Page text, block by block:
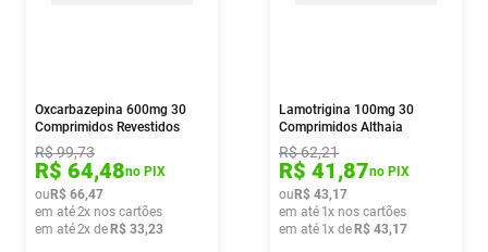
Oxcarbazepina 600mg 30
Comprimidos Revestidos
Medley
R$99,73
R$ 64,48no PIX
ou R$ 66,47
em até2x nos cartões
em até2x de R$ 33,23
Lamotrigina 100mg 30
Comprimidos Althaia
R$62,21
R$ 41,87no PIX
ou R$ 43,17
em até 1x nos cartões
em até 1x de R$ 43,17